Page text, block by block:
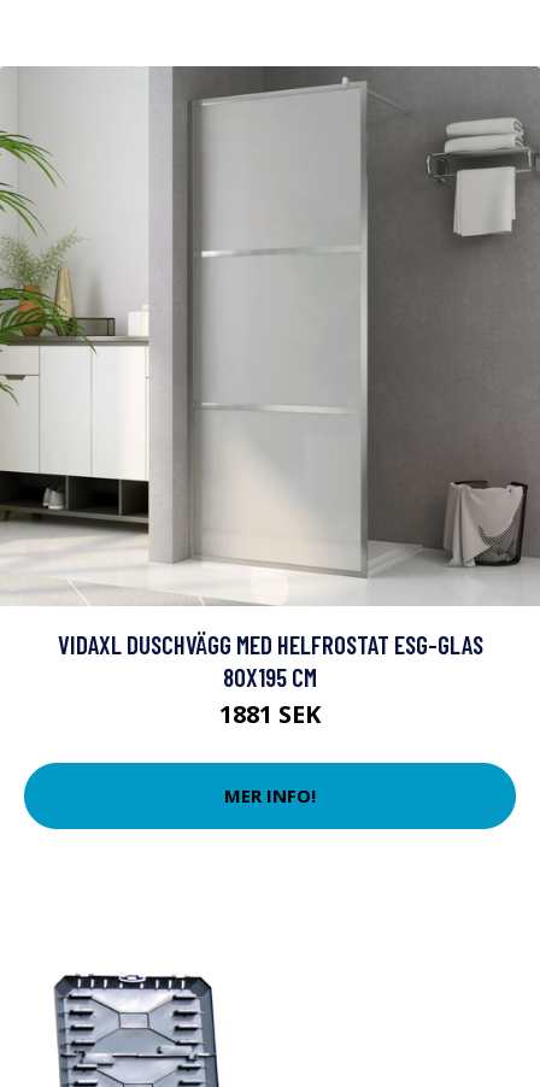
VIDAXL DUSCHVÄGG MED HELFROSTAT ESG-GLAS
80X195 CM
1881 SEK
MER INFO!